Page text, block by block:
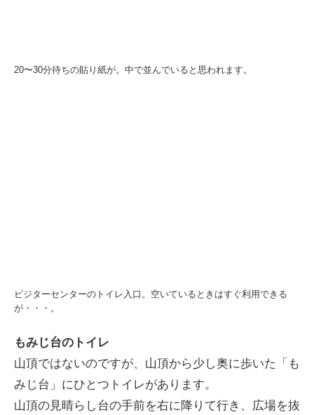
20〜30分待ちの貼り紙が。中で並んでいると思われます。
ビジターセンターのトイレ入口。空いているときはすぐ利用できる
が・・・。
もみじ台のトイレ
山頂ではないのですが、山頂から少し奥に歩いた「も
みじ台」にひとつトイレがあります。
山頂の見晴らし台の手前を右に降りて行き、広場を抜